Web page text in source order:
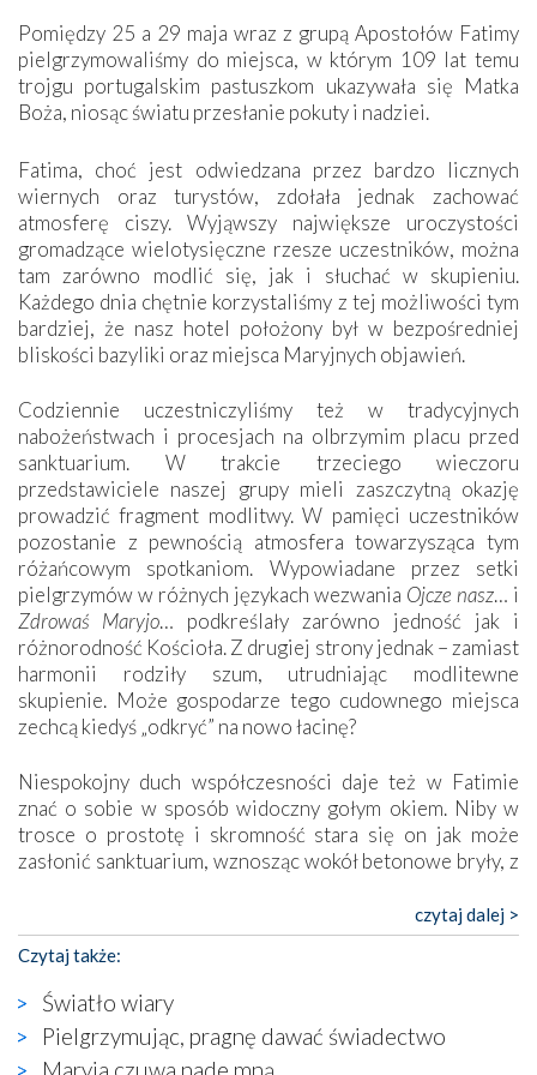
Pomiędzy 25 a 29 maja wraz z grupą Apostołów Fatimy
pielgrzymowaliśmy do miejsca, w którym 109 lat temu
trojgu portugalskim pastuszkom ukazywała się Matka
Boża, niosąc światu przesłanie pokuty i nadziei.
Fatima, choć jest odwiedzana przez bardzo licznych
wiernych oraz turystów, zdołała jednak zachować
atmosferę ciszy. Wyjąwszy największe uroczystości
gromadzące wielotysięczne rzesze uczestników, można
tam zarówno modlić się, jak i słuchać w skupieniu.
Każdego dnia chętnie korzystaliśmy z tej możliwości tym
bardziej, że nasz hotel położony był w bezpośredniej
bliskości bazyliki oraz miejsca Maryjnych objawień.
Codziennie uczestniczyliśmy też w tradycyjnych
nabożeństwach i procesjach na olbrzymim placu przed
sanktuarium. W trakcie trzeciego wieczoru
przedstawiciele naszej grupy mieli zaszczytną okazję
prowadzić fragment modlitwy. W pamięci uczestników
pozostanie z pewnością atmosfera towarzysząca tym
różańcowym spotkaniom. Wypowiadane przez setki
pielgrzymów w różnych językach wezwania Ojcze nasz… i
Zdrowaś Maryjo… podkreślały zarówno jedność jak i
różnorodność Kościoła. Z drugiej strony jednak – zamiast
harmonii rodziły szum, utrudniając modlitewne
skupienie. Może gospodarze tego cudownego miejsca
zechcą kiedyś „odkryć” na nowo łacinę?
Niespokojny duch współczesności daje też w Fatimie
znać o sobie w sposób widoczny gołym okiem. Niby w
trosce o prostotę i skromność stara się on jak może
zasłonić sanktuarium, wznosząc wokół betonowe bryły, z
katolickiego kultu. Tylko co wspólnego z żywą,
autentyczną wiarą mogą mieć płaskie, szare bunkry albo
kaplice, w których Tabernakulum przypomina bardziej
skrzynkę na narzędzia? Albo co powiedzieć o ustawionym
tuż przy nowej bazylice wielkim krzyżu, na którym
zamiast Chrystusa umieszczono dziwaczną postać jakby
czytaj dalej >
Czytaj także:
Światło wiary
Pielgrzymując, pragnę dawać świadectwo
Maryja czuwa nade mną